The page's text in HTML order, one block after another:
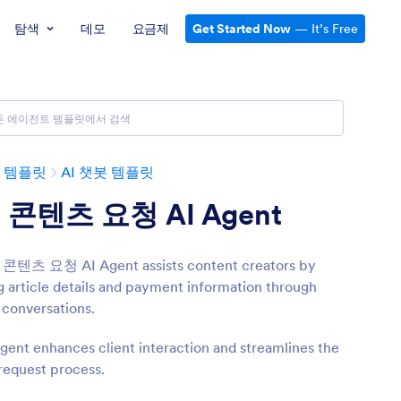
탐색 데모 요금제 Get Started Now — It’s Free
플릿 AI 챗봇 템플릿
콘텐츠 요청 AI Agent
콘텐츠 요청 AI Agent assists content creators by
article details and payment information through
enhances client interaction and streamlines the
process.